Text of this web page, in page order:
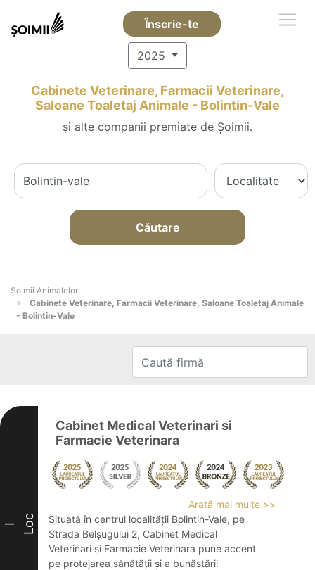
Înscrie-te
2025
Cabinete Veterinare, Farmacii Veterinare,
Saloane Toaletaj Animale - Bolintin-Vale
și alte companii premiate de Șoimii.
Căutare
Şoimii Animalelor
Cabinete Veterinare, Farmacii Veterinare, Saloane Toaletaj Animale
- Bolintin-Vale
I Loc
Cabinet Medical Veterinari si
Farmacie Veterinara
Arată mai multe >>
Situată în centrul localității Bolintin-Vale, pe
Strada Belșugului 2, Cabinet Medical
Veterinari si Farmacie Veterinara pune accent
pe protejarea sănătății și a bunăstării